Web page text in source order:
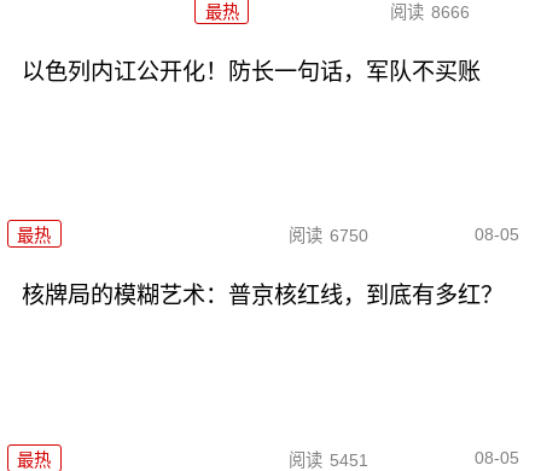
最热 阅读 8666
以色列内讧公开化！防长一句话，军队不买账
最热 阅读 6750 08-05
核牌局的模糊艺术：普京核红线，到底有多红？
最热 阅读 5451 08-05